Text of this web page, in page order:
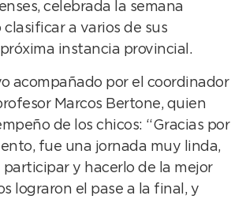
celebrada la semana
clasificar a varios de sus
instancia provincial.
acompañado por el coordinador
Marcos Bertone, quien
de los chicos: “Gracias por
fue una jornada muy linda,
y hacerlo de la mejor
lograron el pase a la final, y